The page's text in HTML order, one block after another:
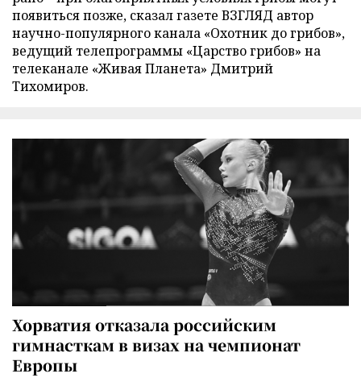
появиться позже, сказал газете ВЗГЛЯД автор
научно-популярного канала «Охотник до грибов»,
ведущий телепрограммы «Царство грибов» на
телеканале «Живая Планета» Дмитрий
Тихомиров.
Хорватия отказала российским
гимнасткам в визах на чемпионат
Европы